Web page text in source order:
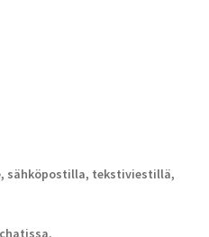
sähköpostilla, tekstiviestillä,